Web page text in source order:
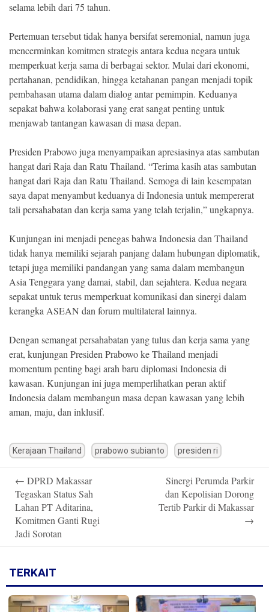
selama lebih dari 75 tahun.
Pertemuan tersebut tidak hanya bersifat seremonial, namun juga
mencerminkan komitmen strategis antara kedua negara untuk
memperkuat kerja sama di berbagai sektor. Mulai dari ekonomi,
pertahanan, pendidikan, hingga ketahanan pangan menjadi topik
pembahasan utama dalam dialog antar pemimpin. Keduanya
sepakat bahwa kolaborasi yang erat sangat penting untuk
menjawab tantangan kawasan di masa depan.
Presiden Prabowo juga menyampaikan apresiasinya atas sambutan
hangat dari Raja dan Ratu Thailand. “Terima kasih atas sambutan
hangat dari Raja dan Ratu Thailand. Semoga di lain kesempatan
saya dapat menyambut keduanya di Indonesia untuk mempererat
tali persahabatan dan kerja sama yang telah terjalin,” ungkapnya.
Kunjungan ini menjadi penegas bahwa Indonesia dan Thailand
tidak hanya memiliki sejarah panjang dalam hubungan diplomatik,
tetapi juga memiliki pandangan yang sama dalam membangun
Asia Tenggara yang damai, stabil, dan sejahtera. Kedua negara
sepakat untuk terus memperkuat komunikasi dan sinergi dalam
kerangka ASEAN dan forum multilateral lainnya.
Dengan semangat persahabatan yang tulus dan kerja sama yang
erat, kunjungan Presiden Prabowo ke Thailand menjadi
momentum penting bagi arah baru diplomasi Indonesia di
kawasan. Kunjungan ini juga memperlihatkan peran aktif
Indonesia dalam membangun masa depan kawasan yang lebih
aman, maju, dan inklusif.
Kerajaan Thailand prabowo subianto presiden ri
navigation
← DPRD Makassar
Tegaskan Status Sah
Lahan PT Aditarina,
Komitmen Ganti Rugi
Jadi Sorotan
Sinergi Perumda Parkir
dan Kepolisian Dorong
Tertib Parkir di Makassar
→
TERKAIT